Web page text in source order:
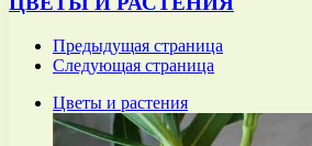
Предыдущая страница
Следующая страница
Цветы и растения